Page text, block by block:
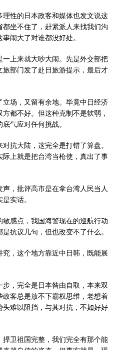
性的日本政客和媒体也发文说这
坐不住了，赶紧派人来找我们沟
闹大了对谁都没好处。
上来就大吵大闹。先是外交部把
部门发了赴日旅游提示，最后才
场，又留有余地。毕竟中日经济
都不好。但这种克制不是软弱，
气应对任何挑战。
抗大陆，这完全是打错了算盘。
上就是把台湾当枪使，真出了事
，批评高市是在拿台湾人民当人
实话。
感点，我国海警现在的巡航行动
抗议几句，但也改变不了什么。
，这个地方靠近中日韩，既能展
，完全是日本咎由自取，本来双
客总是放不下霸权思维，老想着
难以阻挡，与其对抗，不如好好
卫祖国完整，我们完全有那个能